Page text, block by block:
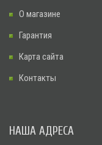
О магазине
Гарантия
Карта сайта
Контакты
НАША АДРЕСА